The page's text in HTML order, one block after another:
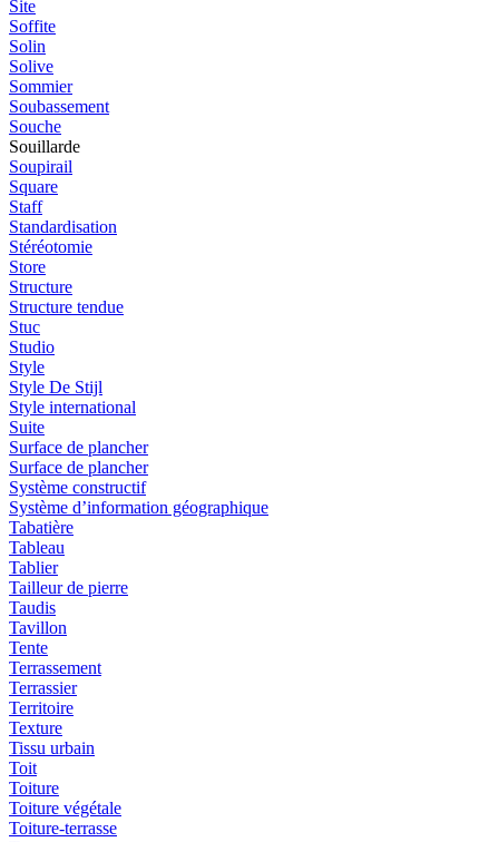
Site
Soffite
Solin
Solive
Sommier
Soubassement
Souche
Souillarde
Soupirail
Square
Staff
Standardisation
Stéréotomie
Store
Structure
Structure tendue
Stuc
Studio
Style
Style De Stijl
Style international
Suite
Surface de plancher
Surface de plancher
Système constructif
Système d’information géographique
Tabatière
Tableau
Tablier
Tailleur de pierre
Taudis
Tavillon
Tente
Terrassement
Terrassier
Territoire
Texture
Tissu urbain
Toit
Toiture
Toiture végétale
Toiture-terrasse